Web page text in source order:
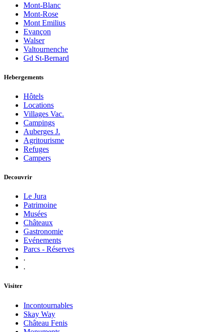
Mont-Blanc
Mont-Rose
Mont Emilius
Evançon
Walser
Valtournenche
Gd St-Bernard
Hebergements
Hôtels
Locations
Villages Vac.
Campings
Auberges J.
Agritourisme
Refuges
Campers
Decouvrir
Le Jura
Patrimoine
Musées
Châteaux
Gastronomie
Evénements
Parcs - Réserves
.
.
Visiter
Incontournables
Skay Way
Château Fenis